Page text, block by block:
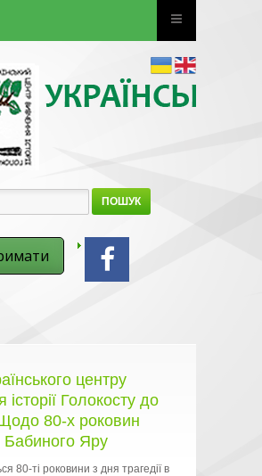
ПОШУК
центру
історії Голокосту до
80-х роковин
Бабиного Яру
80-ті роковини з дня трагедії в